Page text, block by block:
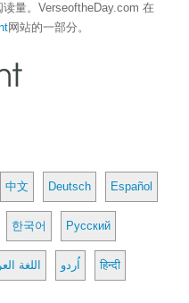
量。VerseoftheDay.com 在
网站的一部分。
中文 Deutsch Español
한국어 Русский
اللغة اُردو हिन्दी